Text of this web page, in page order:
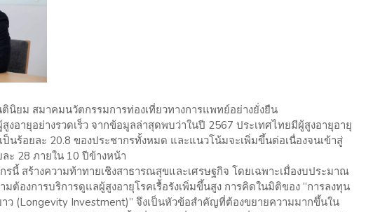
นิยม สมาคมนวัตกรรมการท่องเที่ยวทางการแพทย์อย่างยั่งยืน
งอายุอย่างรวดเร็ว จากข้อมูลล่าสุดพบว่าในปี 2567 ประเทศไทยมีผู้สูงอายุอายุ
นร้อยละ 20.8 ของประชากรทั้งหมด และแนวโน้มจะเพิ่มขึ้นต่อเนื่องจนเข้าสู่
ะ 28 ภายใน 10 ปีข้างหน้า
รนี้ สร้างความท้าทายเชิงสาธารณสุขและเศรษฐกิจ โดยเฉพาะเมื่องบประมาณ
ต้องการบริการดูแลผู้สูงอายุโรคเรื้อรังเพิ่มขึ้นสูง การคิดในมิติของ “การลงทุน
(Longevity Investment)” จึงเป็นหัวข้อสำคัญที่ต้องขยายความมากขึ้นใน